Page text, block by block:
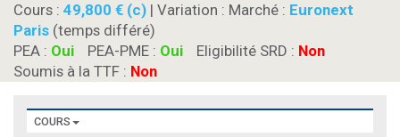
Cours : 49,800 € (c) | Variation : Marché : Euronext
Paris (temps différé)
PEA : Oui PEA-PME : Oui Eligibilité SRD : Non
Soumis à la TTF : Non
COURS